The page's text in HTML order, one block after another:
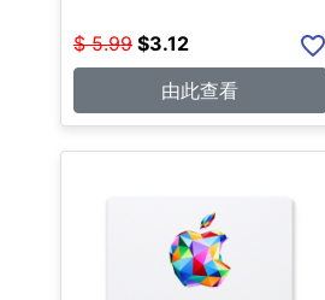
$ 5.99 $3.12
由此查看